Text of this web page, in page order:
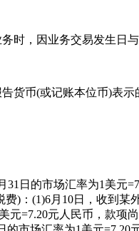
，因业务交易发生日与
币(或记账本位币)表示
的市场汇率为1美元
)：(1)6月10日，收到
=7.20元人民币，款项